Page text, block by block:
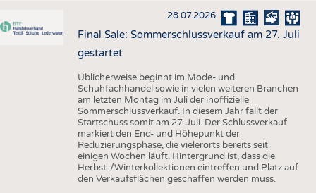
28.07.2026
Final Sale: Sommerschlussverkauf am 27. Juli
gestartet
Üblicherweise beginnt im Mode- und
Schuhfachhandel sowie in vielen weiteren Branchen
am letzten Montag im Juli der inoffizielle
Sommerschlussverkauf. In diesem Jahr fällt der
Startschuss somit am 27. Juli. Der Schlussverkauf
markiert den End- und Höhepunkt der
Reduzierungsphase, die vielerorts bereits seit
einigen Wochen läuft. Hintergrund ist, dass die
Herbst-/Winterkollektionen eintreffen und Platz auf
den Verkaufsflächen geschaffen werden muss.